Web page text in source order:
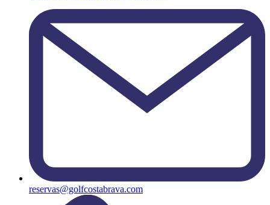
reservas@golfcostabrava.com